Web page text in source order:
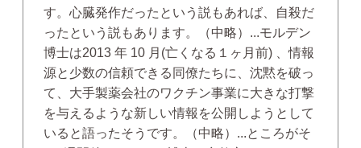
す。心臓発作だったという説もあれば、自殺だ
ったという説もあります。
（中略）...モルデン
博士は2013 年 10 月(亡くなる１ヶ月前) 、情報
源と少数の信頼できる同僚たちに、沈黙を破っ
て、大手製薬会社のワクチン事業に大きな打撃
を与えるような新しい情報を公開しようとして
いると語ったそうです。
（中略）...ところがそ